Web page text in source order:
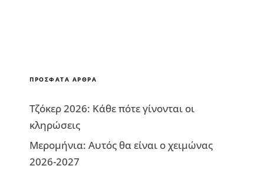
ΠΡΌΣΦΑΤΑ ΆΡΘΡΑ
Τζόκερ 2026: Κάθε πότε γίνονται οι
κληρώσεις
Μερομήνια: Αυτός θα είναι ο χειμώνας
2026-2027